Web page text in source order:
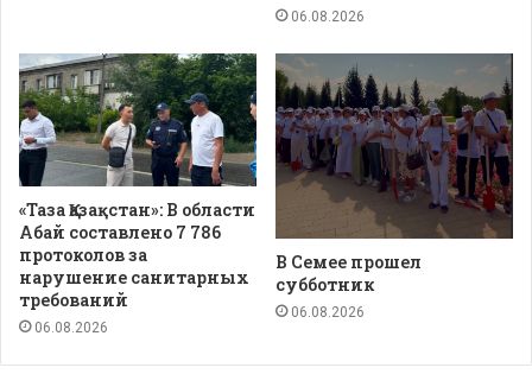
06.08.2026
«Таза Қазақстан»: В области
Абай составлено 7 786
протоколов за
нарушение санитарных
требований
06.08.2026
В Семее прошел
субботник
06.08.2026